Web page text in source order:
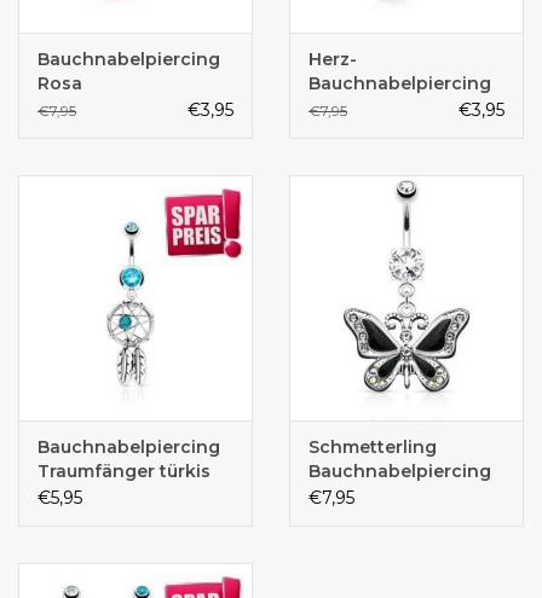
Bauchnabelpiercing
Rosa
€7,95 €3,95
Herz-
Bauchnabelpiercing
€7,95 €3,95
Bauchnabelpiercing
Traumfänger türkis
€5,95
Schmetterling
Bauchnabelpiercing
€7,95